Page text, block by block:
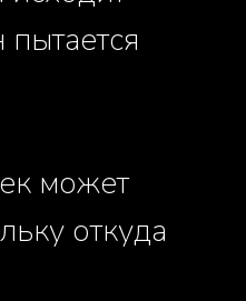
может
откуда